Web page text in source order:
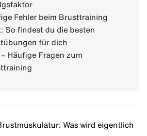
Fehler beim Brusttraining
So findest du die besten
für dich
– Häufige Fragen zum
Was wird eigentlich